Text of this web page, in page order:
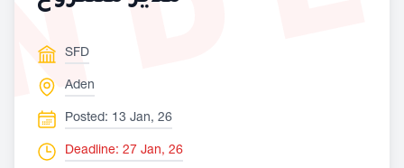
SFD
Aden
Posted: 13 Jan, 26
Deadline: 27 Jan, 26